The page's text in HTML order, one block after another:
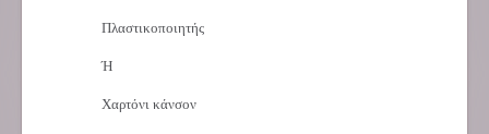
Πλαστικοποιητής
Ή
Χαρτόνι κάνσον